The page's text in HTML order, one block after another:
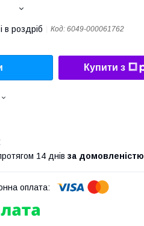
в роздріб Код: 6049-000061762
Купити з
14 днів за домовленістю